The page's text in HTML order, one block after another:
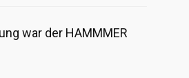
war der HAMMMER